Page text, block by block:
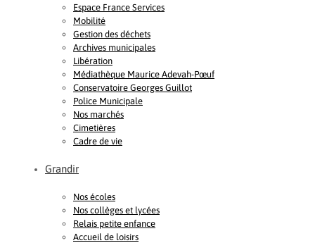
Espace France Services
Mobilité
Gestion des déchets
Archives municipales
Libération
Médiathèque Maurice Adevah-Pœuf
Conservatoire Georges Guillot
Police Municipale
Nos marchés
Cimetières
Cadre de vie
Grandir
Nos écoles
Nos collèges et lycées
Relais petite enfance
Accueil de loisirs